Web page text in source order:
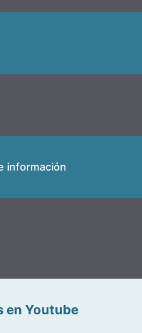
información
en Youtube